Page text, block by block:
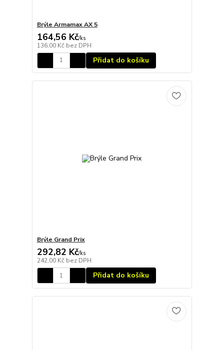
Brýle Armamax AX 5
164,56 Kč/ks
136,00 Kč bez DPH
Přidat do košíku
Brýle Grand Prix
292,82 Kč/ks
242,00 Kč bez DPH
Přidat do košíku